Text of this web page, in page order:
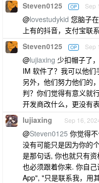
Steven0125 OP Sep
@lovestudykid 您脑子
上有的抖音，支付宝联
Steven0125 OP Sep
@lujiaxing 少扣帽子了
IM 软件了？我可以他们
另外，他们努力他们的
判？你们觉得有意义就
开发商改什么，更没有
lujiaxing Sep 16,
@Steven0125 你觉得
没有可能只是因为你的
是那句话, 你也就只有
也必须跟着你来. 你自
App", "只是联系我，用